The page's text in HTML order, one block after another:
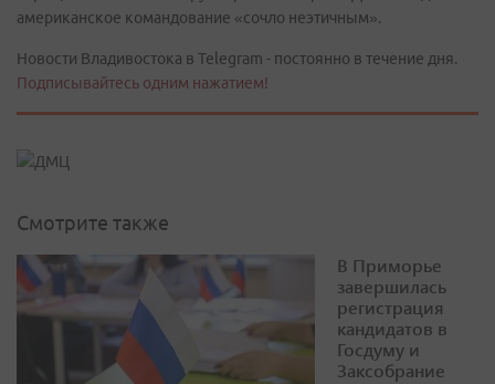
американское командование «сочло неэтичным».
Новости Владивостока в Telegram - постоянно в течение дня.
Подписывайтесь одним нажатием!
Смотрите также
В Приморье
завершилась
регистрация
кандидатов в
Госдуму и
Заксобрание